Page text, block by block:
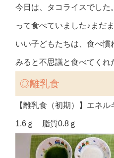
今日は、タコライスでし
って食べていました♪まだ
いい子どもたちは、食べ慣
みると不思議と食べてくれ
◎離乳食
【離乳食（初期）】エネ
1.6ｇ 脂質0.8ｇ